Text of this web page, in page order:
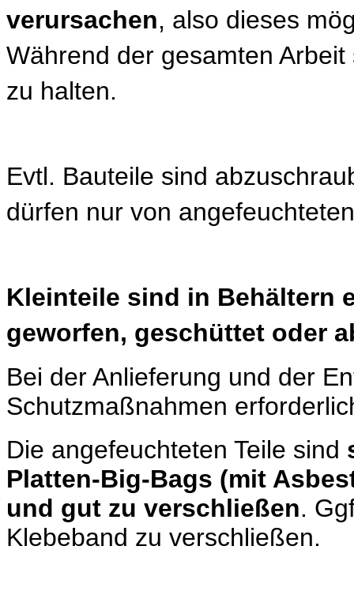
verursachen, also dieses
Während der gesamten
zu halten.
Evtl. Bauteile sind
dürfen nur von
Kleinteile sind in Behältern
geworfen, geschüttet oder
Bei der Anlieferung und der
Schutzmaßnahmen
Die angefeuchteten Teile sind
Platten-Big-Bags (mit
und gut zu verschließen.
Klebeband zu verschließen.